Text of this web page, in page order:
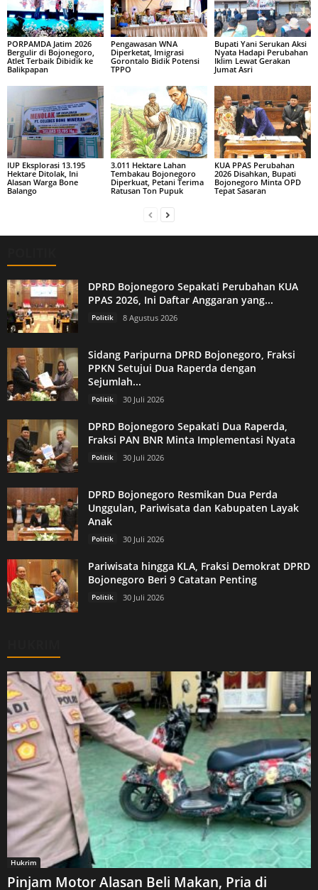
PORPAMDA Jatim 2026
Bergulir di Bojonegoro,
Atlet Terbaik Dibidik ke
Balikpapan
Pengawasan WNA
Diperketat, Imigrasi
Gorontalo Bidik Potensi
TPPO
Bupati Yani Serukan Aksi
Nyata Hadapi Perubahan
Iklim Lewat Gerakan
Jumat Asri
IUP Eksplorasi 13.195
Hektare Ditolak, Ini
Alasan Warga Bone
Balango
3.011 Hektare Lahan
Tembakau Bojonegoro
Diperkuat, Petani Terima
Ratusan Ton Pupuk
KUA PPAS Perubahan
2026 Disahkan, Bupati
Bojonegoro Minta OPD
Tepat Sasaran
DPRD Bojonegoro Sepakati Perubahan KUA
PPAS 2026, Ini Daftar Anggaran yang...
Politik 8 Agustus 2026
Sidang Paripurna DPRD Bojonegoro, Fraksi
PPKN Setujui Dua Raperda dengan
Sejumlah...
Politik 30 Juli 2026
DPRD Bojonegoro Sepakati Dua Raperda,
Fraksi PAN BNR Minta Implementasi Nyata
Politik 30 Juli 2026
DPRD Bojonegoro Resmikan Dua Perda
Unggulan, Pariwisata dan Kabupaten Layak
Anak
Politik 30 Juli 2026
Pariwisata hingga KLA, Fraksi Demokrat DPRD
Bojonegoro Beri 9 Catatan Penting
Politik 30 Juli 2026
Hukrim
Pinjam Motor Alasan Beli Makan, Pria di